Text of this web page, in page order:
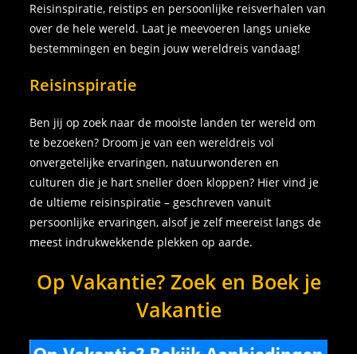
Reisinspiratie, reistips en persoonlijke reisverhalen van
over de hele wereld. Laat je meevoeren langs unieke
bestemmingen en begin jouw wereldreis vandaag!
Reisinspiratie
Ben jij op zoek naar de mooiste landen ter wereld om
te bezoeken? Droom je van een wereldreis vol
onvergetelijke ervaringen, natuurwonderen en
culturen die je hart sneller doen kloppen? Hier vind je
de ultieme reisinspiratie – geschreven vanuit
persoonlijke ervaringen, alsof je zelf meereist langs de
meest indrukwekkende plekken op aarde.
Op Vakantie? Zoek en Boek je
Vakantie